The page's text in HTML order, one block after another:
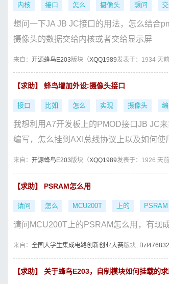
内核 接口 怎么 摄像头 想问
想问一下JA JB JC接口的用法，怎么结合
摄像头的数据交给内核或者交给显示屏
来自： 开源蜂鸟E203版块（XQQ1989发表于：1934 天前
【求助】 蜂鸟增加外设:摄像头接口
接口 比如 怎么 实现 摄像头
我想利用A7开发板上的PMOD接口JB JC
编写，怎么挂到AXI总线协议上以及如何使
来自： 开源蜂鸟E203版块（XQQ1989发表于：1926 天前
【求助】 PSRAM怎么用
请问 怎么 MCU200T 上的 PSRAM
请问MCU200T上的PSRAM怎么用，有现
来自： 全国大学生集成电路创新创业大赛版块（
【求助】 关于蜂鸟E203，自制模块如何挂载的